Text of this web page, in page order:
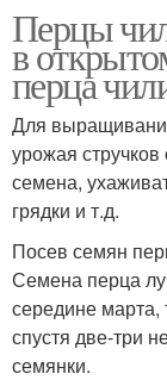
Перцы
в
перца
Для
урожая стручков
семена,
грядки и т.д.
Посев семян
Семена перца
середине марта,
спустя две-три
семянки.